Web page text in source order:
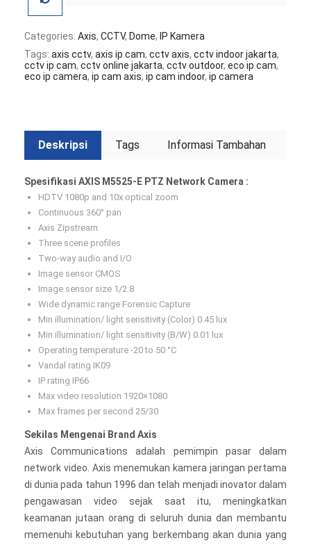
Categories: Axis, CCTV, Dome, IP Kamera
Tags: axis cctv, axis ip cam, cctv axis, cctv indoor jakarta,
cctv ip cam, cctv online jakarta, cctv outdoor, eco ip cam,
eco ip camera, ip cam axis, ip cam indoor, ip camera
Deskripsi Tags Informasi Tambahan
Spesifikasi AXIS M5525-E PTZ Network Camera :
HDTV 1080p and 10x optical zoom
Continuous 360° pan
Axis Zipstream
Three scene profiles
Two-way audio and I/O
Image sensor CMOS
Image sensor size 1/2.8
Wide dynamic range Forensic Capture
Min illumination/ light sensitivity (Color) 0.45 lux
Min illumination/ light sensitivity (B/W) 0.01 lux
Operating temperature -20 to 50 °C
Vandal rating IK09
IP rating IP66
Max video resolution 1920×1080
Max frames per second 25/30
Sekilas Mengenai Brand Axis
Axis Communications adalah pemimpin pasar dalam
network video. Axis menemukan kamera jaringan pertama
di dunia pada tahun 1996 dan telah menjadi inovator dalam
pengawasan video sejak saat itu, meningkatkan
keamanan jutaan orang di seluruh dunia dan membantu
memenuhi kebutuhan yang berkembang akan dunia yang